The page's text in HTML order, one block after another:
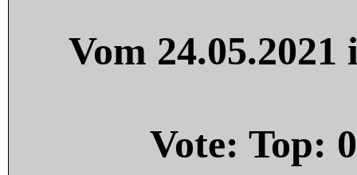
Vom
Vote: Top: 0